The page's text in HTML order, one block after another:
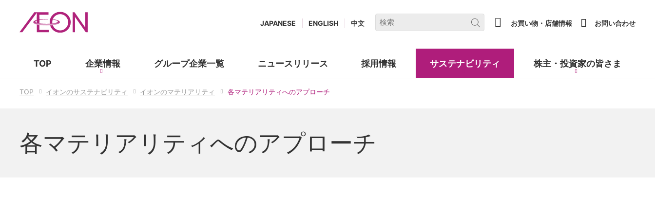
キ
ー
ー
TOP 企業情報 グループ企業一覧 ニュースリリース
採用情報
サステナビリティ 株主・投資家の皆さま
お買い物・店舗情報 (new window.)
お問い合わせ
JAPANESE ENGLISH 中文
TOP イオンのサステナビリティ イオンのマテリアリティ 各マテリアリティへのアプローチ
各マテリアリティへのアプローチ